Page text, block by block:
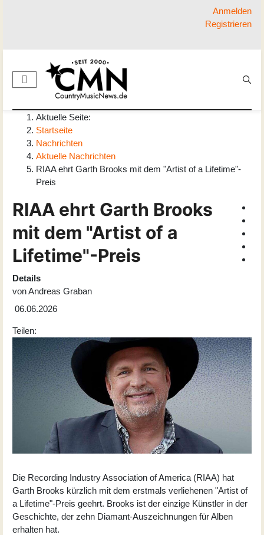
Anmelden
Registrieren
Aktuelle Seite:
Startseite
Nachrichten
Aktuelle Nachrichten
RIAA ehrt Garth Brooks mit dem "Artist of a Lifetime"-
Preis
RIAA ehrt Garth Brooks
mit dem "Artist of a
Lifetime"-Preis
Details
vonAndreas Graban
06.06.2026
Teilen:
Die Recording Industry Association of America (RIAA) hat
Garth Brooks kürzlich mit dem erstmals verliehenen "Artist of
a Lifetime"-Preis geehrt. Brooks ist der einzige Künstler in der
Geschichte, der zehn Diamant-Auszeichnungen für Alben
erhalten hat.